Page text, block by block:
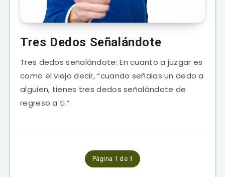
Tres Dedos Señalándote
Tres dedos señalándote: En cuanto a juzgar es
como el viejo decir, “cuando señalas un dedo a
alguien, tienes tres dedos señalándote de
regreso a ti.”
Página 1 de 1